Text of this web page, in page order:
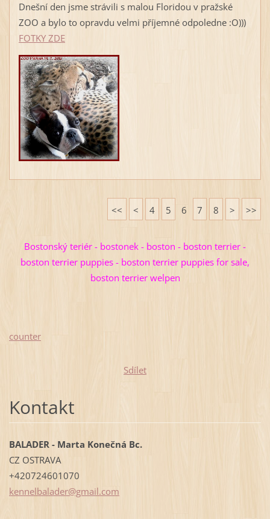
Dnešní den jsme strávili s malou Floridou v pražské
ZOO a bylo to opravdu velmi příjemné odpoledne :O)))
FOTKY ZDE
<< < 4 5 6 7 8 > >>
Bostonský teriér - bostonek - boston - boston terrier -
boston terrier puppies - boston terrier puppies for sale,
boston terrier welpen
counter
Sdílet
Kontakt
BALADER - Marta Konečná Bc.
CZ OSTRAVA
+420724601070
kennelbalader@gmail.com